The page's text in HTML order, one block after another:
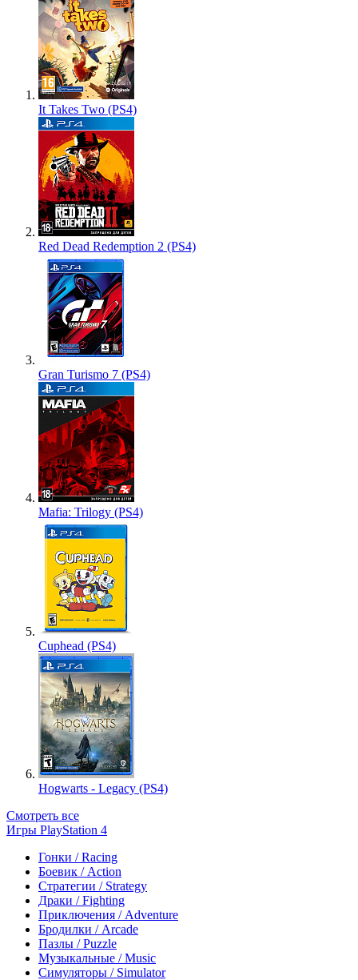
It Takes Two (PS4)
Red Dead Redemption 2 (PS4)
Gran Turismo 7 (PS4)
Mafia: Trilogy (PS4)
Cuphead (PS4)
Hogwarts - Legacy (PS4)
Смотреть все
Игры PlayStation 4
Гонки / Racing
Боевик / Action
Стратегии / Strategy
Драки / Fighting
Приключения / Adventure
Бродилки / Arcade
Пазлы / Puzzle
Музыкальные / Music
Симуляторы / Simulator